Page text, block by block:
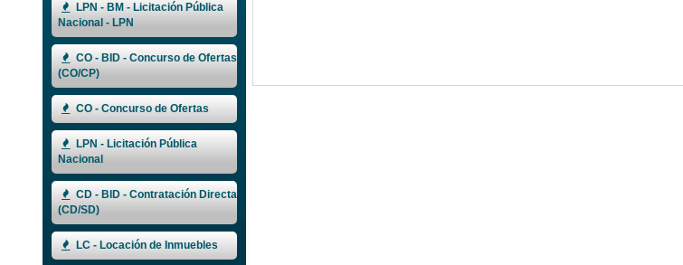
LPN - BM - Licitación Pública
Nacional - LPN
CO - BID - Concurso de Ofertas
(CO/CP)
CO - Concurso de Ofertas
LPN - Licitación Pública
Nacional
CD - BID - Contratación Directa
(CD/SD)
LC - Locación de Inmuebles